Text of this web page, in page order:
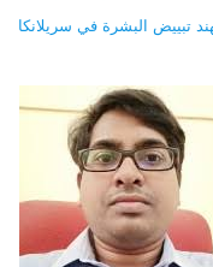
تبييض البشرة في سريلانكا